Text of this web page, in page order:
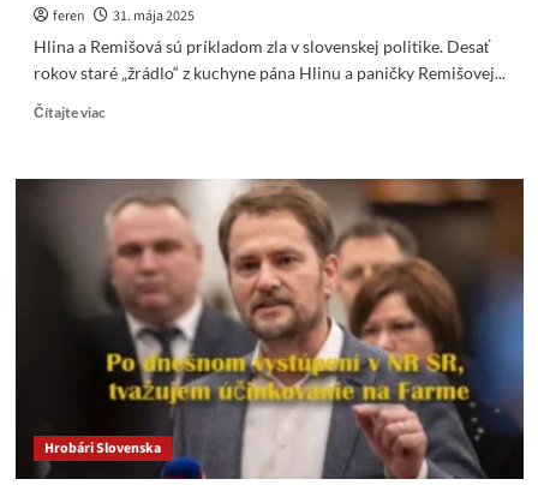
feren
31. mája 2025
Hlina a Remišová sú príkladom zla v slovenskej politike. Desať
rokov staré „žrádlo“ z kuchyne pána Hlinu a paničky Remišovej...
Čítajte viacRead
Hlina
Remišová
sú
príkladom
zla
v
slovenskej
politike
Hrobári Slovenska